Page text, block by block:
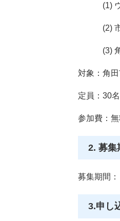
(1) ウェ
(2) 市民
(3) 角田
対象：角
定員：30
参加費：
2. 募集
募集期間
3.申し